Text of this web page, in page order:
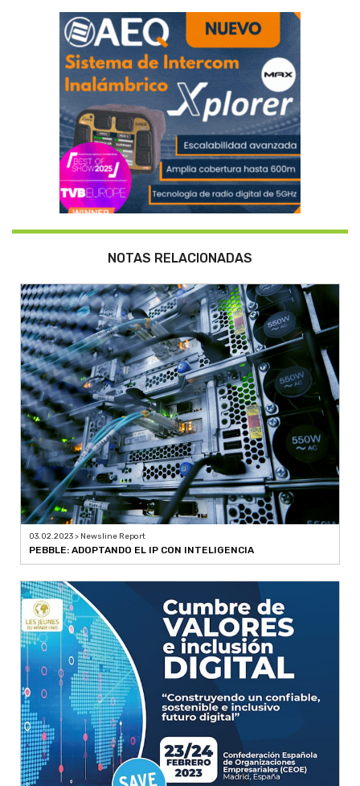
NOTAS RELACIONADAS
03.02.2023 > Newsline Report
PEBBLE: ADOPTANDO EL IP CON INTELIGENCIA